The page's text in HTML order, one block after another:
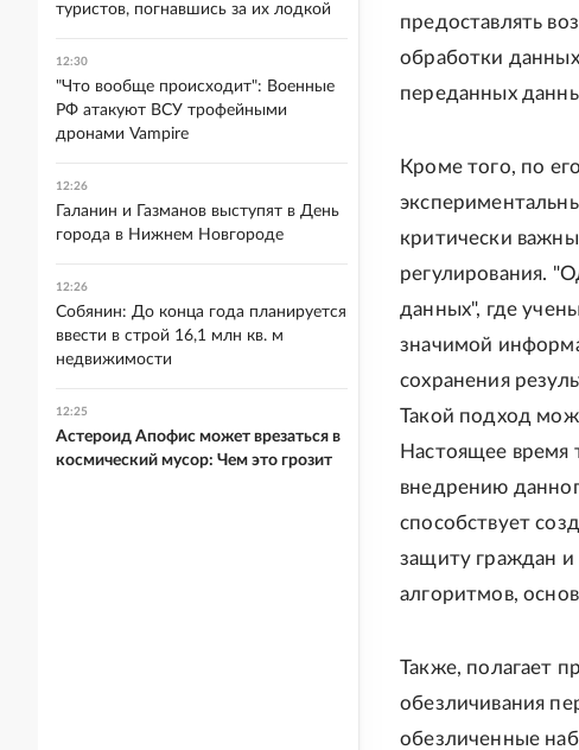
предоставлять
обработки
переданных
Кроме того, по
критически
регулирования.
данных", где
значимой
сохранения
Такой подход
Настоящее время
внедрению
способствует
защиту граждан и
алгоритмов,
Также, полагает
обезличивания
обезличенные
туристов, погнавшись за их лодкой
12:30
"Что вообще происходит": Военные
РФ атакуют ВСУ трофейными
дронами Vampire
12:26
Галанин и Газманов выступят в День
города в Нижнем Новгороде
12:26
Собянин: До конца года планируется
ввести в строй 16,1 млн кв. м
недвижимости
12:25
Астероид Апофис может врезаться в
космический мусор: Чем это грозит